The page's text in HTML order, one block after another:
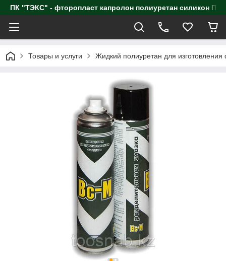
ПК "ТЭКС" - фторопласт капролон полиуретан
Товары и услуги Жидкий полиуретан для